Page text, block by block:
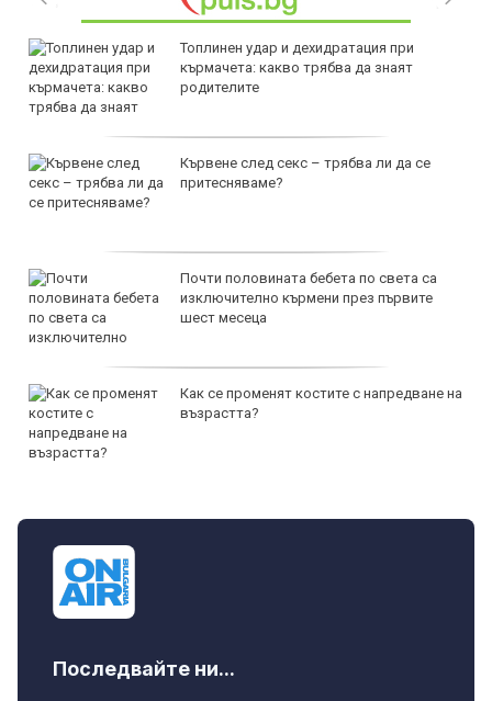
Топлинен удар и дехидратация при
кърмачета: какво трябва да знаят
родителите
Кървене след секс – трябва ли да се
притесняваме?
Почти половината бебета по света са
изключително кърмени през първите
шест месеца
Как се променят костите с напредване на
възрастта?
Последвайте ни...